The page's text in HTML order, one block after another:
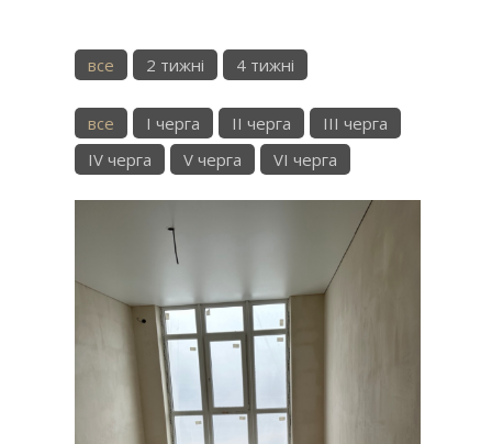
все 2 тижні 4 тижні
все I черга II черга
III черга
IV черга
V черга VI черга